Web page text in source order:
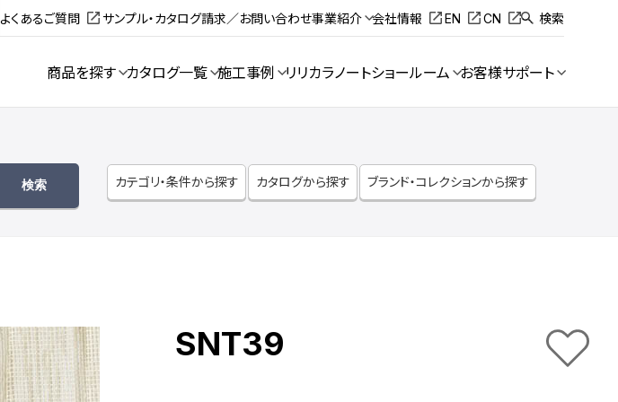
よくあるご質問 サンプル・カタログ請求／お問い合わせ事業紹介 会社情報 EN CN 検索
商品を探す カタログ一覧 施工事例 リリカラノートショールーム お客様サポート
カテゴリ・条件から探す カタログから探す ブランド・コレクションから探す
SNT39